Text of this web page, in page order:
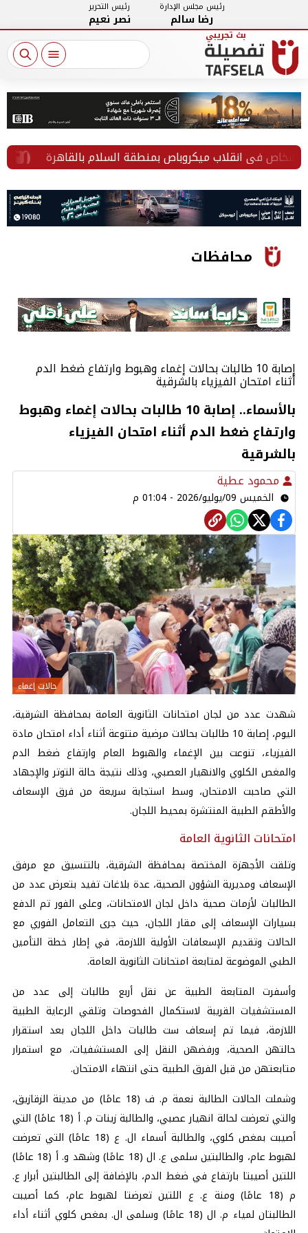
رئيس مجلس الإدارة
رضا سالم
رئيس التحرير
نصر نعيم
من
محافظات
إصابة 10 طالبات بحالات إغماء وهبوط وارتفاع ضغط الدم
أثناء امتحان الفيزياء بالشرقية
بالأسماء.. إصابة 10 طالبات بحالات إغماء وهبوط
وارتفاع ضغط الدم أثناء امتحان الفيزياء
بالشرقية
محمود عطية
الخميس 09/يوليو/2026 - 01:04 م
حالات إغماء
شهدت عدد من لجان امتحانات الثانوية العامة بمحافظة الشرقية،
اليوم، إصابة 10 طالبات بحالات مرضية متنوعة أثناء أداء امتحان مادة
الفيزياء، تنوعت بين الإغماء والهبوط العام وارتفاع ضغط الدم
والمغص الكلوي والانهيار العصبي، وذلك نتيجة حالة التوتر والإجهاد
التي صاحبت الامتحان، وسط استجابة سريعة من فرق الإسعاف
والأطقم الطبية المنتشرة بمحيط اللجان.
امتحانات الثانوية العامة
وتلقت الأجهزة المختصة بمحافظة الشرقية، بالتنسيق مع مرفق
الإسعاف ومديرية الشؤون الصحية، عدة بلاغات تفيد بتعرض عدد من
الطالبات لأزمات صحية داخل لجان الامتحانات، وعلى الفور تم الدفع
بسيارات الإسعاف إلى مقار اللجان، حيث جرى التعامل الفوري مع
الحالات وتقديم الإسعافات الأولية اللازمة، في إطار خطة التأمين
الطبي الموضوعة لمتابعة امتحانات الثانوية العامة.
وأسفرت المتابعة الطبية عن نقل أربع طالبات إلى عدد من
المستشفيات القريبة لاستكمال الفحوصات وتلقي الرعاية الطبية
اللازمة، فيما تم إسعاف ست طالبات داخل اللجان بعد استقرار
حالتهن الصحية، ورفضهن النقل إلى المستشفيات، مع استمرار
متابعتهن من قبل الفرق الطبية حتى انتهاء الامتحان.
وشملت الحالات الطالبة نعمة م. ف (18 عامًا) من مدينة الزقازيق،
والتي تعرضت لحالة انهيار عصبي، والطالبة زينات م. أ (18 عامًا) التي
أصيبت بمغص كلوي، والطالبة أسماء ال. ع (18 عامًا) التي تعرضت
لهبوط عام، والطالبتين سلمى ع. ال (18 عامًا) وشهد و. أ (18 عامًا)
اللتين أصيبتا بارتفاع في ضغط الدم، بالإضافة إلى الطالبتين أبرار ع.
م (18 عامًا) ومنة ع. ع اللتين تعرضتا لهبوط عام، كما أصيبت
الطالبتان لمياء م. ال (18 عامًا) وسلمى ال. بمغص كلوي أثناء أداء